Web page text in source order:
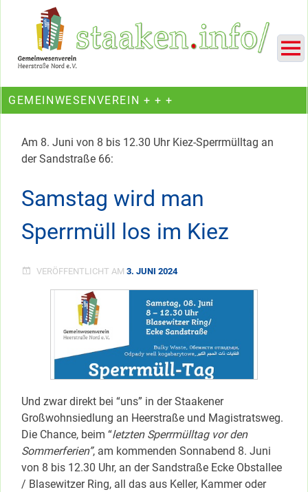
Ein Projekt des Gemeinwesenvereins Heerstraße Nord
GEMEINWESENVEREIN + + +
Am 8. Juni von 8 bis 12.30 Uhr Kiez-Sperrmülltag an
der Sandstraße 66:
Samstag wird man
Sperrmüll los im Kiez
VERÖFFENTLICHT AM 3. JUNI 2024
Und zwar direkt bei “uns” in der Staakener
Großwohnsiedlung an Heerstraße und Magistratsweg.
Die Chance, beim “letzten Sperrmülltag vor den
Sommerferien”, am kommenden Sonnabend 8. Juni
von 8 bis 12.30 Uhr, an der Sandstraße Ecke Obstallee
/ Blasewitzer Ring, all das aus Keller, Kammer oder